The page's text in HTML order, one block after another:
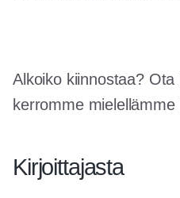
Alkoiko kiinnostaa?
kerromme mielellämme
Kirjoittajasta